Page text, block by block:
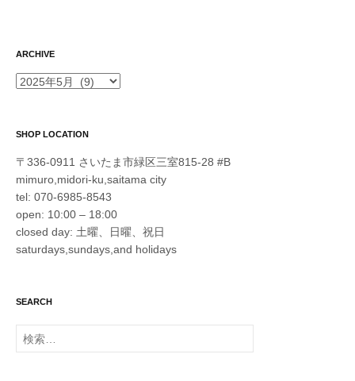
ARCHIVE
ARCHIVE
SHOP LOCATION
〒336-0911 さいたま市緑区三室815-28 #B
mimuro,midori-ku,saitama city
tel: 070-6985-8543
open: 10:00 – 18:00
closed day: 土曜、日曜、祝日
saturdays,sundays,and holidays
SEARCH
検
索: